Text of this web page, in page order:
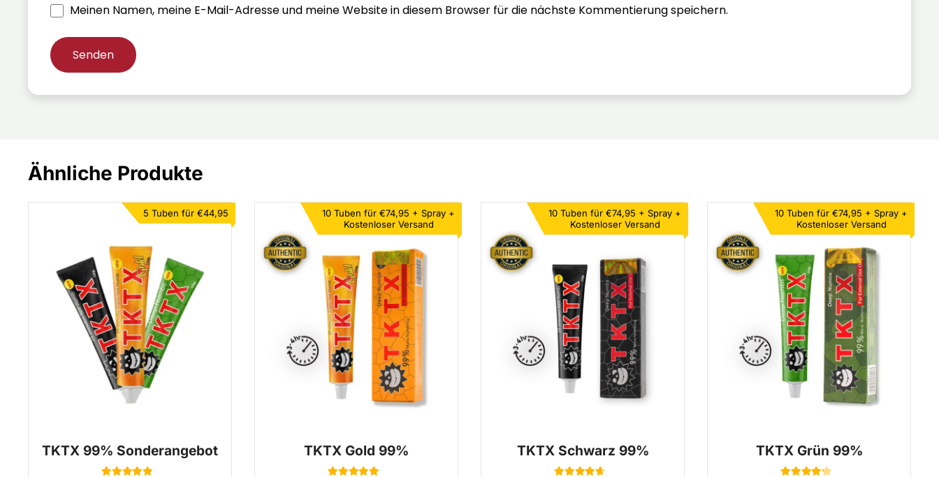
Meinen Namen, meine E-Mail-Adresse und meine Website in diesem Browser für die nächste Kommentierung speichern.
Ähnliche Produkte
5 Tuben für €44,95
TKTX 99% Sonderangebot
10 Tuben für €74,95 + Spray +
Kostenloser Versand
TKTX Gold 99%
10 Tuben für €74,95 + Spray +
Kostenloser Versand
TKTX Schwarz 99%
10 Tuben für €74,95 + Spray +
Kostenloser Versand
TKTX Grün 99%